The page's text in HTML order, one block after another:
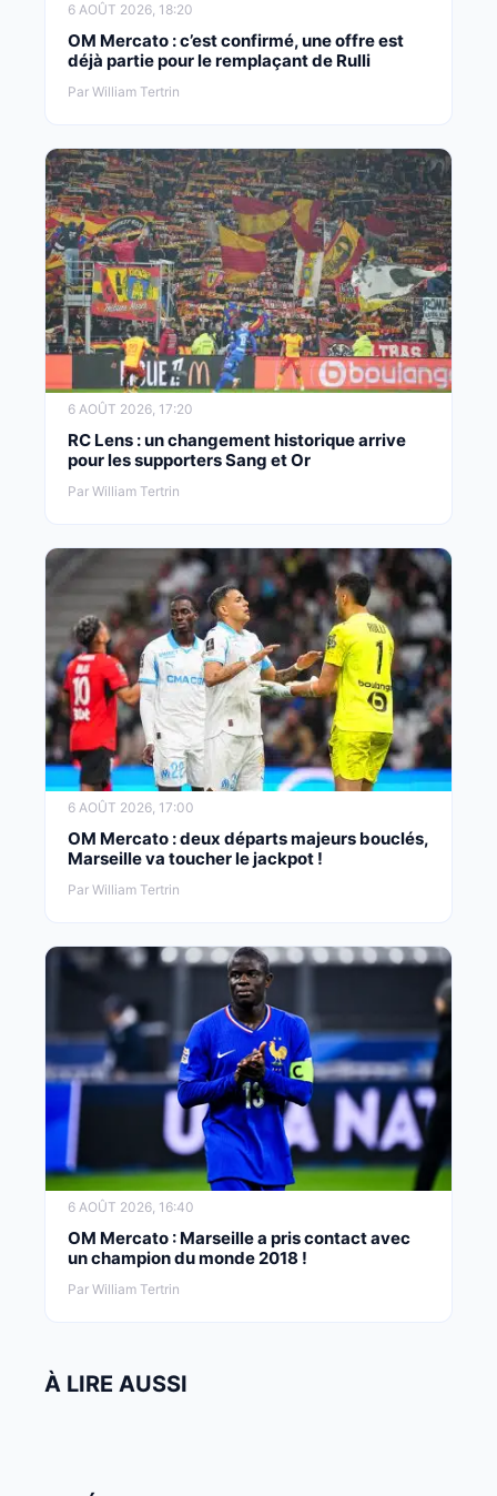
6 AOÛT 2026, 18:20
OM Mercato : c’est confirmé, une offre est
déjà partie pour le remplaçant de Rulli
Par William Tertrin
6 AOÛT 2026, 17:20
RC Lens : un changement historique arrive
pour les supporters Sang et Or
Par William Tertrin
6 AOÛT 2026, 17:00
OM Mercato : deux départs majeurs bouclés,
Marseille va toucher le jackpot !
Par William Tertrin
6 AOÛT 2026, 16:40
OM Mercato : Marseille a pris contact avec
un champion du monde 2018 !
Par William Tertrin
À LIRE AUSSI